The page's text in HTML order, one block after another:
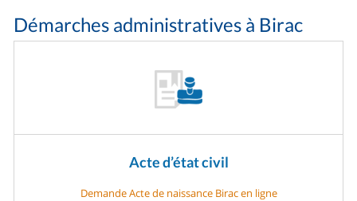
Démarches administratives à Birac
Acte d’état civil
Demande Acte de naissance Birac en ligne